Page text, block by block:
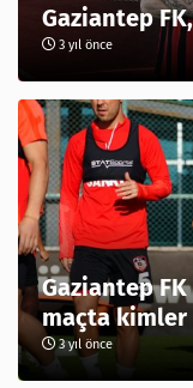
Gaziantep
3 yıl önce
Gaziantep FK
maçta kimler
3 yıl önce